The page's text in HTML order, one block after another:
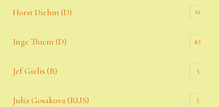
Horst Diehm (D) 12
Inge Thiem (D) 45
Jef Gielis (B) 5
Julia Gosakova (RUS) 5